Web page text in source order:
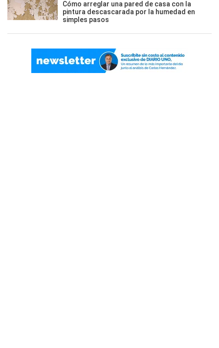
Cómo arreglar una pared de casa con la
pintura descascarada por la humedad en
simples pasos